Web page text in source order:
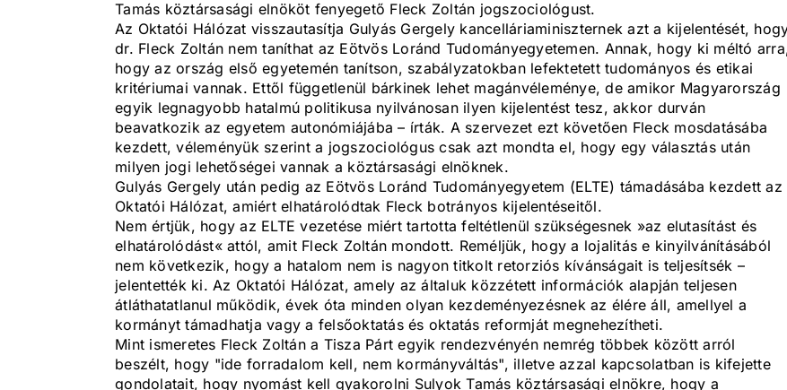
Tamás köztársasági elnököt fenyegető Fleck Zoltán jogszociológust.
Az Oktatói Hálózat visszautasítja Gulyás Gergely kancelláriaminiszternek azt a kijelentését,
dr. Fleck Zoltán nem taníthat az Eötvös Loránd Tudományegyetemen. Annak, hogy ki méltó
hogy az ország első egyetemén tanítson, szabályzatokban lefektetett tudományos és etikai
kritériumai vannak. Ettől függetlenül bárkinek lehet magánvéleménye, de amikor Magyarország
egyik legnagyobb hatalmú politikusa nyilvánosan ilyen kijelentést tesz, akkor durván
beavatkozik az egyetem autonómiájába – írták. A szervezet ezt követően Fleck mosdatásába
kezdett, véleményük szerint a jogszociológus csak azt mondta el, hogy egy választás után
milyen jogi lehetőségei vannak a köztársasági elnöknek.
Gulyás Gergely után pedig az Eötvös Loránd Tudományegyetem (ELTE) támadásába kezdett az
Oktatói Hálózat, amiért elhatárolódtak Fleck botrányos kijelentéseitől.
Nem értjük, hogy az ELTE vezetése miért tartotta feltétlenül szükségesnek »az elutasítást és
elhatárolódást« attól, amit Fleck Zoltán mondott. Reméljük, hogy a lojalitás e kinyilvánításából
nem következik, hogy a hatalom nem is nagyon titkolt retorziós kívánságait is teljesítsék –
jelentették ki. Az Oktatói Hálózat, amely az általuk közzétett információk alapján teljesen
átláthatatlanul működik, évek óta minden olyan kezdeményezésnek az élére áll, amellyel a
kormányt támadhatja vagy a felsőoktatás és oktatás reformját megnehezítheti.
Mint ismeretes Fleck Zoltán a Tisza Párt egyik rendezvényén nemrég többek között arról
beszélt, hogy "ide forradalom kell, nem kormányváltás", illetve azzal kapcsolatban is kifejette
gondolatait, hogy nyomást kell gyakorolni Sulyok Tamás köztársasági elnökre, hogy a